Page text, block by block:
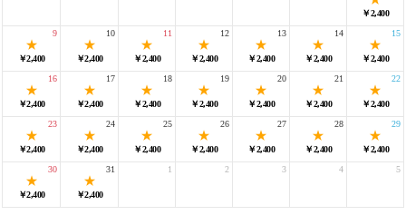
￥2,400
￥2,400
9
￥2,400
10
￥2,400
11
￥2,400
12
￥2,400
13
￥2,400
14
￥2,400
15
￥2,400
16
￥2,400
17
￥2,400
18
￥2,400
19
￥2,400
20
￥2,400
21
￥2,400
22
￥2,400
23
￥2,400
24
￥2,400
25
￥2,400
26
￥2,400
27
￥2,400
28
￥2,400
29
￥2,400
30
￥2,400
31 1 2 3 4 5